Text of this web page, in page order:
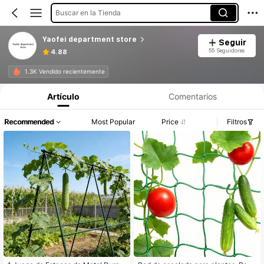
Buscar en la Tienda
Yaofei department store
4.88
Seguir
55 Seguidores
1.3K Vendido recientemente
Artículo Comentarios
Recommended Most Popular Price Filtros